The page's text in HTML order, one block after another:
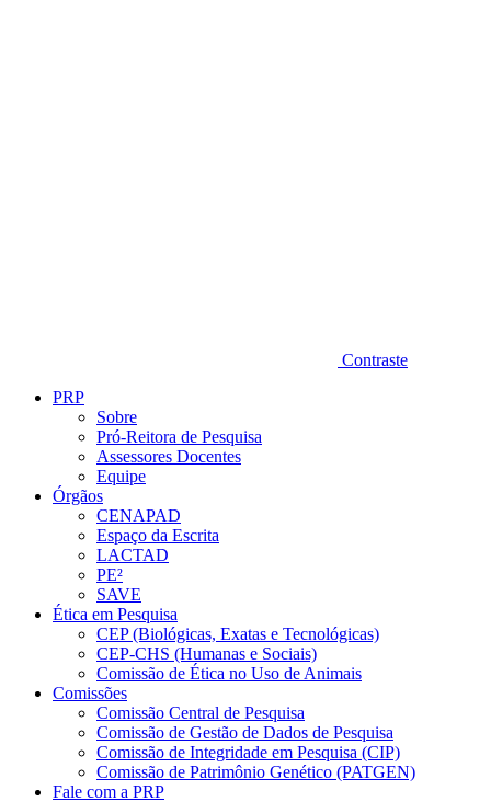
Contraste
PRP
Sobre
Pró-Reitora de Pesquisa
Assessores Docentes
Equipe
Órgãos
CENAPAD
Espaço da Escrita
LACTAD
PE²
SAVE
Ética em Pesquisa
CEP (Biológicas, Exatas e Tecnológicas)
CEP-CHS (Humanas e Sociais)
Comissão de Ética no Uso de Animais
Comissões
Comissão Central de Pesquisa
Comissão de Gestão de Dados de Pesquisa
Comissão de Integridade em Pesquisa (CIP)
Comissão de Patrimônio Genético (PATGEN)
Fale com a PRP